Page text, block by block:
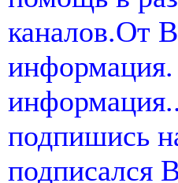
каналов.От
информация.
подпишись
подписался